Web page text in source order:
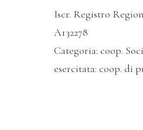
Iscr. Registro
A132278
Categoria: coop.
esercitata: coop. di